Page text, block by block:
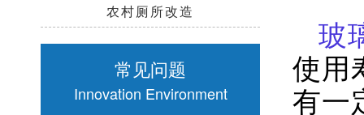
农村厕所改造
常见问题
Innovation Environment
玻
使用
有一